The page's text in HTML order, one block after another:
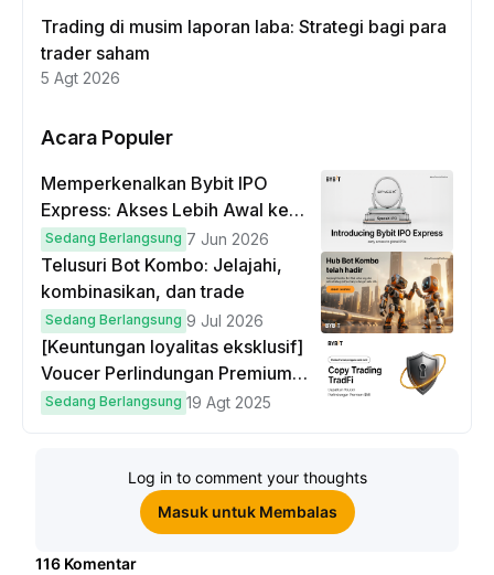
Trading di musim laporan laba: Strategi bagi para
trader saham
5 Agt 2026
Acara Populer
Memperkenalkan Bybit IPO
Express: Akses Lebih Awal ke
IPO Global!
Sedang Berlangsung 7 Jun 2026
Telusuri Bot Kombo: Jelajahi,
kombinasikan, dan trade
Sedang Berlangsung 9 Jul 2026
[Keuntungan loyalitas eksklusif]
Voucer Perlindungan Premium
hingga $50
Sedang Berlangsung 19 Agt 2025
Log in to comment your thoughts
Masuk untuk Membalas
116 Komentar